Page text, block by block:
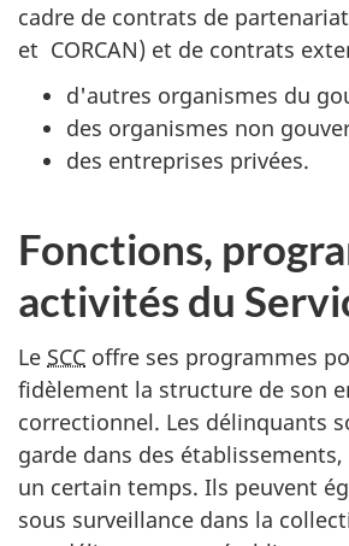
cadre de contrats de
et CORCAN) et de contrats
d'autres organismes du
des organismes non
des entreprises privées.
Fonctions,
activités du
Le SCC offre ses programmes
fidèlement la structure de son
correctionnel. Les délinquants
garde dans des
un certain temps. Ils peuvent
sous surveillance dans la